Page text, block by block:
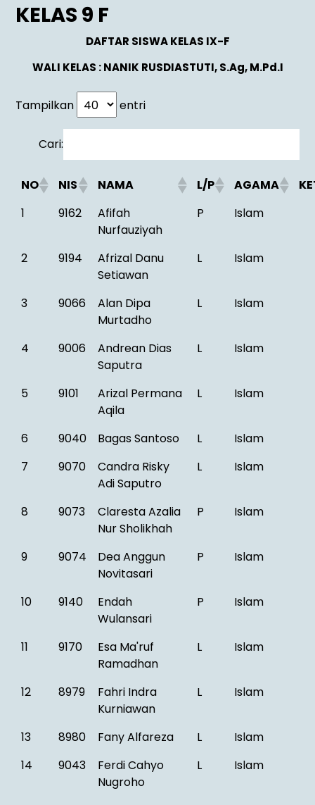
KELAS 9 F
DAFTAR SISWA KELAS IX-F
WALI KELAS : NANIK RUSDIASTUTI, S.Ag, M.Pd.I
Tampilkan entri
Cari:
NO NIS NAMA L/P AGAMA
1
9162
Afifah
Nurfauziyah
P Islam
2 9194
Afrizal Danu
Setiawan
L Islam
3 9066
Alan Dipa
Murtadho
L Islam
4 9006
Andrean Dias
Saputra
L Islam
5 9101
Arizal Permana
Aqila
L Islam
6 9040 Bagas Santoso L
Islam
7
9070
Candra Risky
Adi Saputro
L Islam
8 9073
Claresta Azalia
Nur Sholikhah
P Islam
9 9074
Dea Anggun
Novitasari
P Islam
10 9140
Endah
Wulansari
P Islam
11 9170
Esa Ma'ruf
Ramadhan
L Islam
12 8979
Fahri Indra
Kurniawan
L Islam
13 8980 Fany Alfareza L
Islam
14
9043
Ferdi Cahyo
Nugroho
L Islam